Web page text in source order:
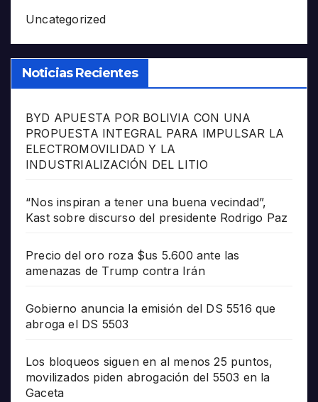
Uncategorized
Noticias Recientes
BYD APUESTA POR BOLIVIA CON UNA
PROPUESTA INTEGRAL PARA IMPULSAR LA
ELECTROMOVILIDAD Y LA
INDUSTRIALIZACIÓN DEL LITIO
“Nos inspiran a tener una buena vecindad”,
Kast sobre discurso del presidente Rodrigo Paz
Precio del oro roza $us 5.600 ante las
amenazas de Trump contra Irán
Gobierno anuncia la emisión del DS 5516 que
abroga el DS 5503
Los bloqueos siguen en al menos 25 puntos,
movilizados piden abrogación del 5503 en la
Gaceta